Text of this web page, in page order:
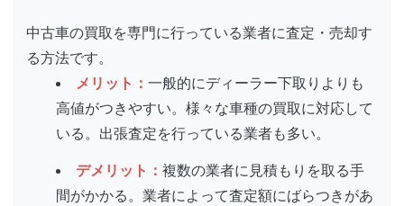
中古車の買取を専門に行っている業者に査定・売却す
る方法です。
メリット：一般的にディーラー下取りよりも
高値がつきやすい。様々な車種の買取に対応して
いる。出張査定を行っている業者も多い。
デメリット：複数の業者に見積もりを取る手
間がかかる。業者によって査定額にばらつきがあ